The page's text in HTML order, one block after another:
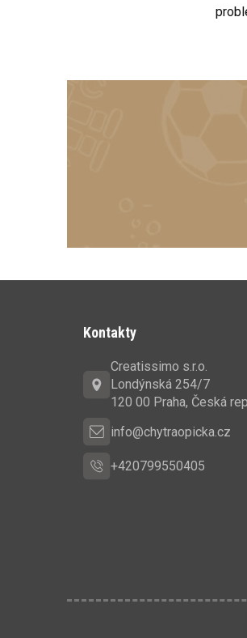
Kontakty
Creatissimo s.r.o.
Londýnská 254/7
120 00 Praha, Česká
info@chytraopicka.cz
+420799550405